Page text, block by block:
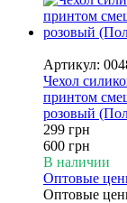
Артикул:
Чехол
принтом
розовый
299 грн
600 грн
В наличии
Оптовые
Оптовые